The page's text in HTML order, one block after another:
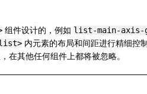
组件设计的，例如 list-main-axis-
内元素的布局和间距进行精细控
在其他任何组件上都将被忽略。